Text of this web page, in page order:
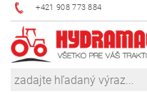
+421 908 773 884